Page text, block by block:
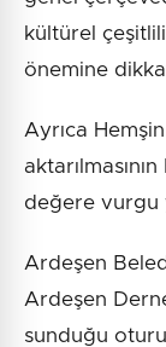
kültürel
önemine
Ayrıca
değere vurgu
Ardeşen
Ardeşen
sunduğu